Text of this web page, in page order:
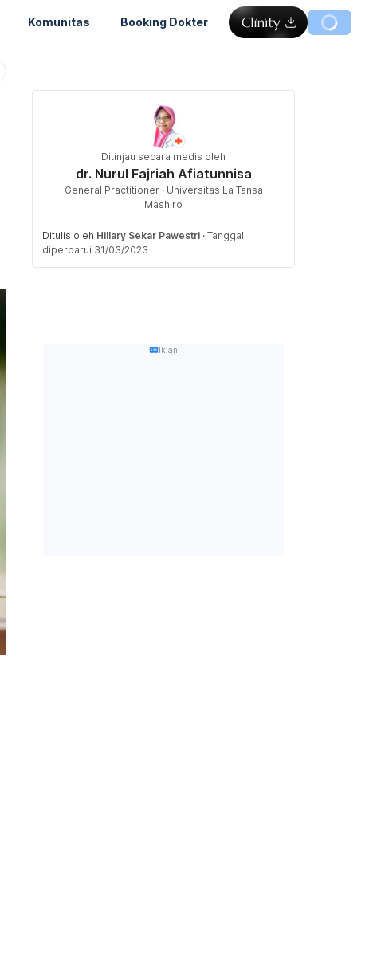
Komunitas Booking Dokter
Ditinjau secara medis oleh
dr. Nurul Fajriah Afiatunnisa
General Practitioner · Universitas La Tansa
Mashiro
Ditulis oleh Hillary Sekar Pawestri · Tanggal
diperbarui 31/03/2023
Iklan